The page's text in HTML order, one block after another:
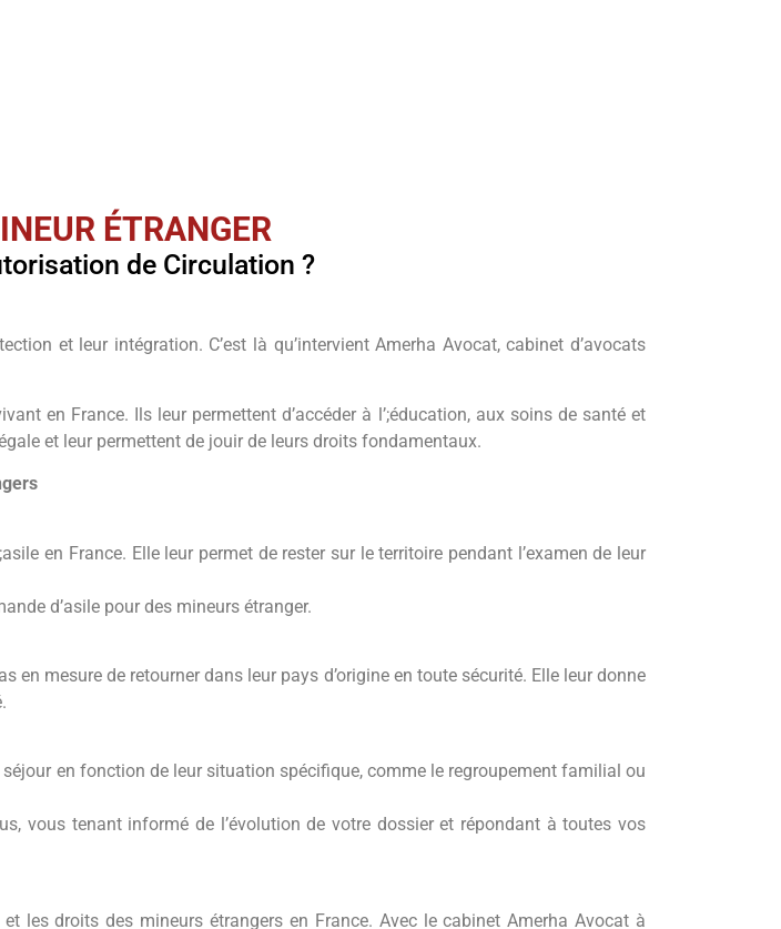
ÉTRANGER
de Circulation ?
et leur intégration. C’est là qu’intervient Amerha Avocat, cabinet d’avocats
en France. Ils leur permettent d’accéder à l’;éducation, aux soins de santé et
et leur permettent de jouir de leurs droits fondamentaux.
en France. Elle leur permet de rester sur le territoire pendant l’examen de leur
d’asile pour des mineurs étranger.
en mesure de retourner dans leur pays d’origine en toute sécurité. Elle leur donne
en fonction de leur situation spécifique, comme le regroupement familial ou
vous tenant informé de l’évolution de votre dossier et répondant à toutes vos
les droits des mineurs étrangers en France. Avec le cabinet Amerha Avocat à